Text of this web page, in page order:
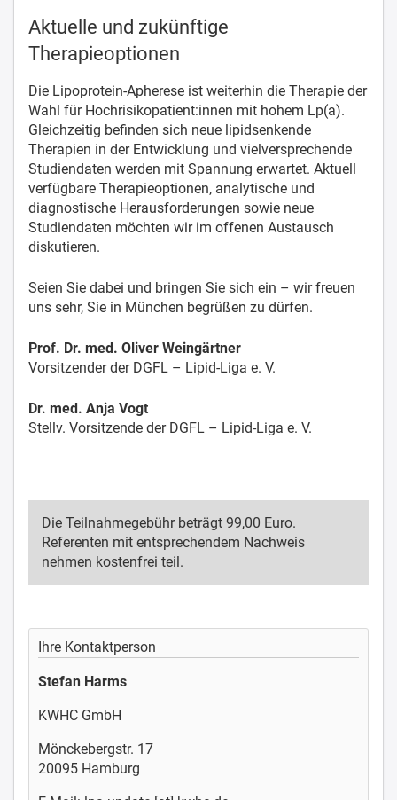
Aktuelle und zukünftige
Therapieoptionen
Die Lipoprotein-Apherese ist weiterhin die Therapie der
Wahl für Hochrisikopatient:innen mit hohem Lp(a).
Gleichzeitig befinden sich neue lipidsenkende
Therapien in der Entwicklung und vielversprechende
Studiendaten werden mit Spannung erwartet. Aktuell
verfügbare Therapieoptionen, analytische und
diagnostische Herausforderungen sowie neue
Studiendaten möchten wir im offenen Austausch
diskutieren.
Seien Sie dabei und bringen Sie sich ein – wir freuen
uns sehr, Sie in München begrüßen zu dürfen.
Prof. Dr. med. Oliver Weingärtner
Vorsitzender der DGFL – Lipid-Liga e. V.
Dr. med. Anja Vogt
Stellv. Vorsitzende der DGFL – Lipid-Liga e. V.
Die Teilnahmegebühr beträgt 99,00 Euro.
Referenten mit entsprechendem Nachweis
nehmen kostenfrei teil.
Ihre Kontaktperson
Stefan Harms
KWHC GmbH
Mönckebergstr. 17
20095 Hamburg